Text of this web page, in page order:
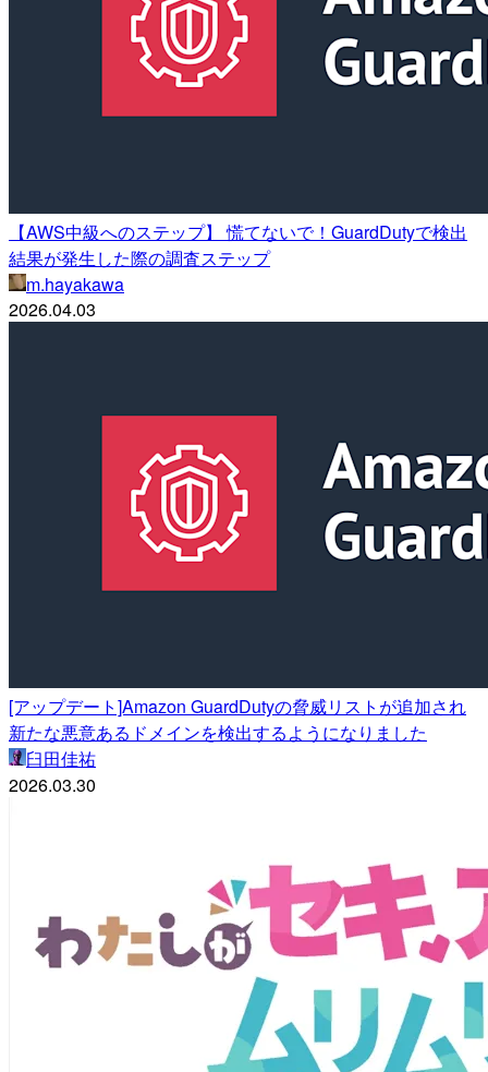
【AWS中級へのステップ】 慌てないで！GuardDutyで検出
結果が発生した際の調査ステップ
m.hayakawa
2026.04.03
[アップデート]Amazon GuardDutyの脅威リストが追加され
新たな悪意あるドメインを検出するようになりました
臼田佳祐
2026.03.30